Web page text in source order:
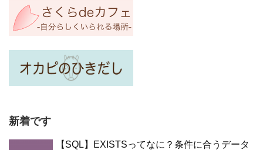
新着です
【SQL】EXISTSってなに？条件に合うデータ